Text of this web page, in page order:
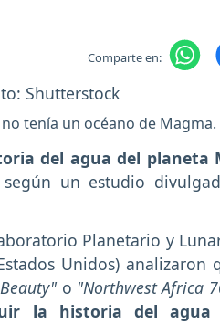
Comparte en:
tenía un océano de
del agua del planeta
un estudio
Planetario y
Unidos) analizaron
o "Northwest Africa
la historia del agua